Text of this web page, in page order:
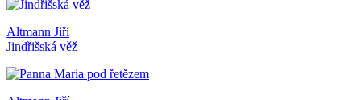
Altmann Jiří
Jindřišská věž